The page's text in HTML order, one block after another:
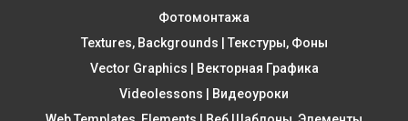
Фотомонтажа
Textures, Backgrounds | Текстуры, Фоны
Vector Graphics | Векторная Графика
Videolessons | Видеоуроки